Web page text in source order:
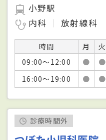
小野駅
内科
放射線科
時間 月 火
09:00～12:00
● ●
16:00～19:00
● ●
診療時間外